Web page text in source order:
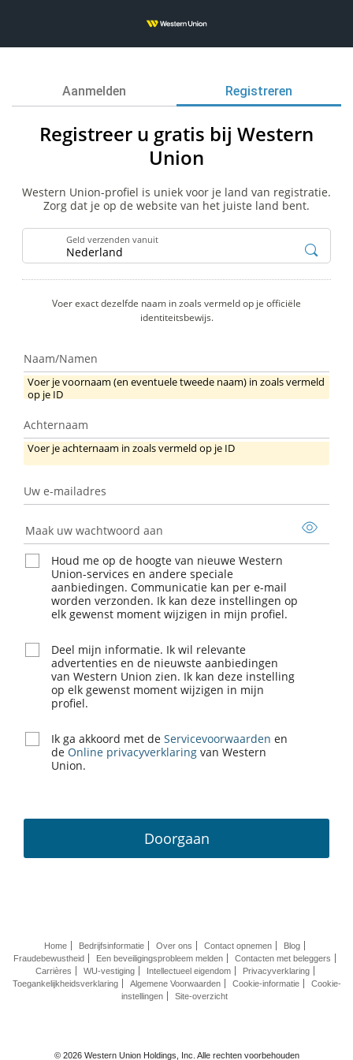
Aanmelden Registreren
Registreer u gratis bij Western
Union
Western Union-profiel is uniek voor je land van registratie.
Zorg dat je op de website van het juiste land bent.
Geld verzenden vanuit
Voer exact dezelfde naam in zoals vermeld op je officiële
identiteitsbewijs.
Naam/Namen
Voer je voornaam (en eventuele tweede naam) in zoals vermeld
op je ID
Achternaam
Achternaam
Voer je achternaam in zoals vermeld op je ID
Uw e-mailadres
mailadres
Maak uw wachtwoord aan
Houd me op de hoogte van nieuwe Western
Union-services en andere speciale
aanbiedingen. Communicatie kan per e-mail
worden verzonden. Ik kan deze instellingen op
elk gewenst moment wijzigen in mijn profiel.
Deel mijn informatie. Ik wil relevante
advertenties en de nieuwste aanbiedingen
van Western Union zien. Ik kan deze instelling
op elk gewenst moment wijzigen in mijn
profiel.
Ik ga akkoord met de Servicevoorwaarden en
de Online privacyverklaring van Western
Union.
Doorgaan
Home Bedrijfsinformatie Over ons Contact opnemen
Blog
Fraudebewustheid
Een beveiligingsprobleem melden
Contacten met beleggers
Carrières
WU-vestiging Intellectueel eigendom
Privacyverklaring
Toegankelijkheidsverklaring
Algemene Voorwaarden Cookie-informatie
Cookie-
instellingen
Site-overzicht
© 2026 Western Union Holdings, Inc. Alle rechten voorbehouden